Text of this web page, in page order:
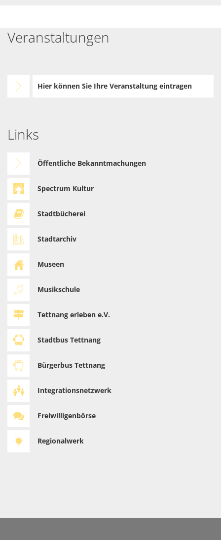
Veranstaltungen
Hier können Sie Ihre Veranstaltung eintragen
Links
Öffentliche Bekanntmachungen
Spectrum Kultur
Stadtbücherei
Stadtarchiv
Museen
Musikschule
Tettnang erleben e.V.
Stadtbus Tettnang
Bürgerbus Tettnang
Integrationsnetzwerk
Freiwilligenbörse
Regionalwerk